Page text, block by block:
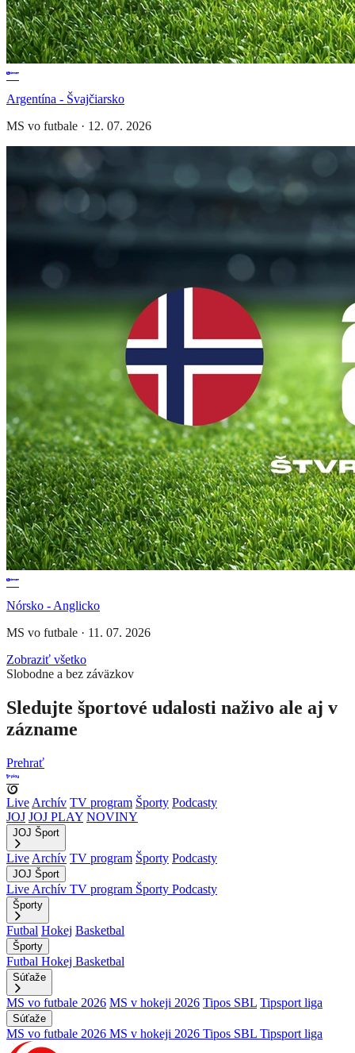
Argentína - Švajčiarsko
MS vo futbale · 12. 07. 2026
Nórsko - Anglicko
MS vo futbale · 11. 07. 2026
Zobraziť všetko
Slobodne a bez záväzkov
Sledujte športové udalosti naživo ale aj v
zázname
Prehrať
Live Archív TV program Športy Podcasty
JOJ JOJ PLAY NOVINY
JOJ Šport
Live Archív TV program Športy Podcasty
JOJ Šport
Live Archív TV program Športy Podcasty
Športy
Futbal Hokej Basketbal
Športy
Futbal Hokej Basketbal
Súťaže
MS vo futbale 2026 MS v hokeji 2026 Tipos SBL Tipsport liga
Súťaže
MS vo futbale 2026 MS v hokeji 2026 Tipos SBL Tipsport liga